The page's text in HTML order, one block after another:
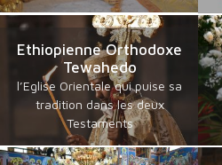
Ethiopienne Orthodoxe
Tewahedo
l’Eglise Orientale qui puise sa
tradition dans les deux
Testaments